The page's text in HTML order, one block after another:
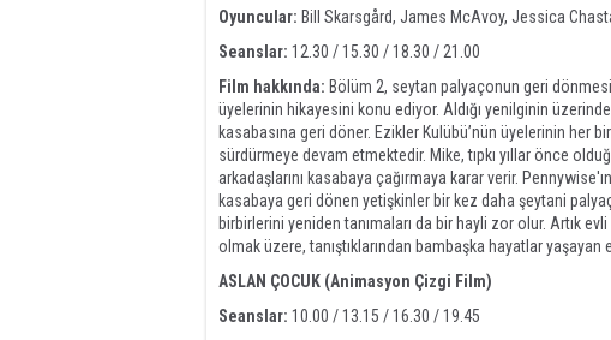
Oyuncular: Bill Skarsgård, James McAvoy, Jessica
Seanslar: 12.30 / 15.30 / 18.30 / 21.00
Film hakkında: Bölüm 2, seytan palyaçonun geri
üyelerinin hikayesini konu ediyor. Aldığı yenilginin
kasabasına geri döner. Ezikler Kulübü’nün üyelerinin her
sürdürmeye devam etmektedir. Mike, tıpkı yıllar önce
arkadaşlarını kasabaya çağırmaya karar verir.
kasabaya geri dönen yetişkinler bir kez daha şeytani
birbirlerini yeniden tanımaları da bir hayli zor olur. Artık
olmak üzere, tanıştıklarından bambaşka hayatlar
ASLAN ÇOCUK (Animasyon Çizgi Film)
Seanslar: 10.00 / 13.15 / 16.30 / 19.45